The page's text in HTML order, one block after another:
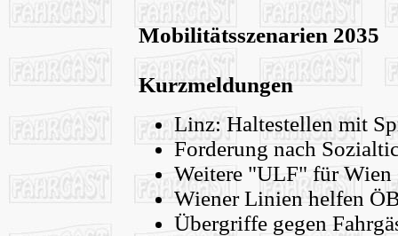
Mobilitätsszenarien 2035
Kurzmeldungen
Linz: Haltestellen mit
Forderung nach
Weitere "ULF" für Wien
Wiener Linien helfen
Übergriffe gegen